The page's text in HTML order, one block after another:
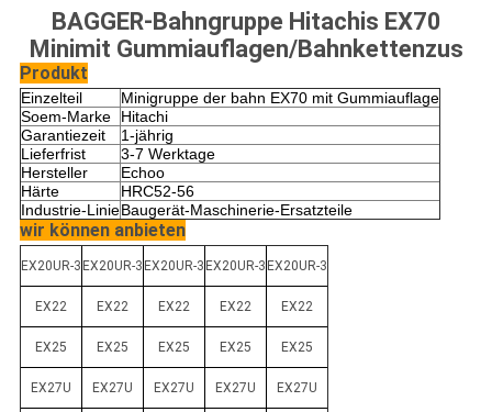
BAGGER-Bahngruppe Hitachis EX70
Minimit Gummiauflagen/Bahnkettenzus
Produkt
Einzelteil
Minigruppe der bahn EX70 mit Gummiauflage
Soem-Marke
Hitachi
Garantiezeit
1-jährig
Lieferfrist
3-7 Werktage
Hersteller
Echoo
Härte
HRC52-56
Industrie-LinieBaugerät-Maschinerie-Ersatzteile
wir können anbieten
EX20UR-3 EX20UR-3 EX20UR-3 EX20UR-3 EX20UR-3
EX22 EX22 EX22 EX22 EX22
EX25 EX25 EX25 EX25 EX25
EX27U EX27U EX27U EX27U EX27U